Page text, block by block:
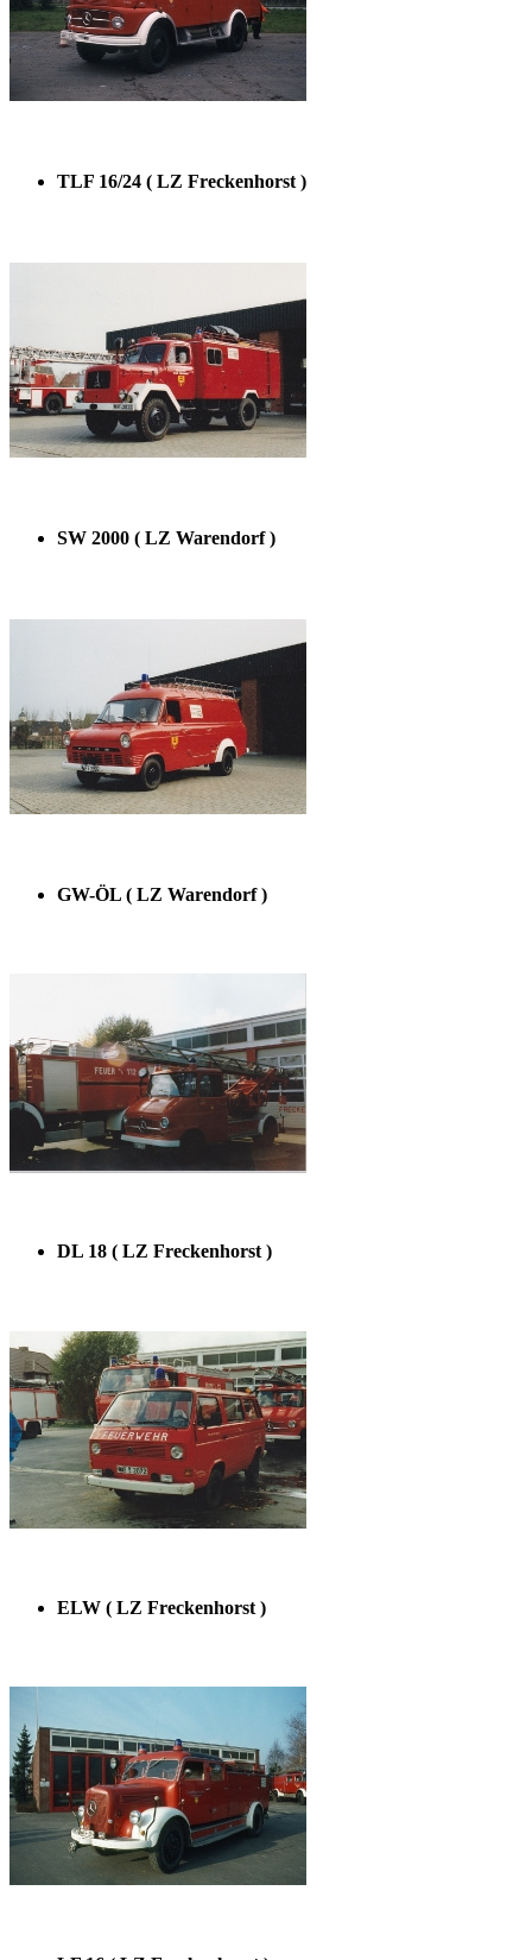
TLF 16/24 ( LZ Freckenhorst )
SW 2000 ( LZ Warendorf )
GW-ÖL ( LZ Warendorf )
DL 18 ( LZ Freckenhorst )
ELW ( LZ Freckenhorst )